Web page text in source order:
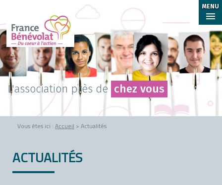
MENU
L'association près de chez vous
Vous êtes ici : Accueil > Actualités
ACTUALITÉS